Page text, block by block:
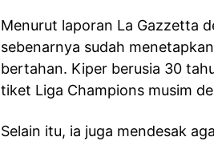
Menurut laporan La Gazzetta
sebenarnya sudah
bertahan. Kiper berusia 30
tiket Liga Champions musim
Selain itu, ia juga mendesak